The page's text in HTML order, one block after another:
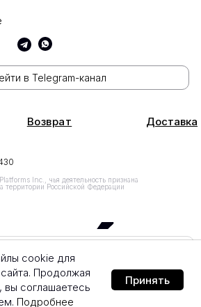
Добавить в корзину
cookie для
Продолжая
вы соглашаетесь
Подробнее
Принять
Inc., чья деятельность признана
территории Российской Федерации
Возврат Доставка
в Telegram-канал